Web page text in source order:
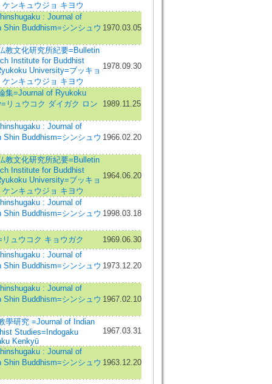
ンキュウジョ キヨウ
: Journal of
Shin Buddhism=シンシュウ 1970.03.05
教文化研究所紀要=Bulletin
Institute for Buddhist
University=ブッキョ
ンキュウジョ キヨウ
1978.09.30
集=Journal of Ryukoku
リュウコク ダイガク ロン
1989.11.25
: Journal of
Shin Buddhism=シンシュウ 1966.02.20
教文化研究所紀要=Bulletin
Institute for Buddhist
University=ブッキョ
ンキュウジョ キヨウ
1964.06.20
: Journal of
Shin Buddhism=シンシュウ 1998.03.18
ュウコク キョウガク
1969.06.30
: Journal of
Shin Buddhism=シンシュウ 1973.12.20
: Journal of
Shin Buddhism=シンシュウ 1967.02.10
學研究 =Journal of Indian
Studies=Indogaku
Kenkyū
1967.03.31
: Journal of
Shin Buddhism=シンシュウ 1963.12.20